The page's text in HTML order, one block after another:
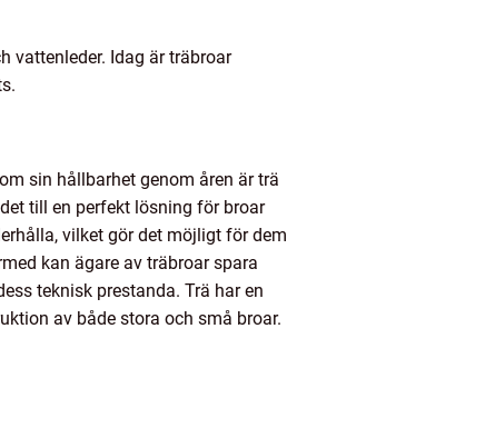
vattenleder. Idag är träbroar
sin hållbarhet genom åren är trä
till en perfekt lösning för broar
vilket gör det möjligt för dem
kan ägare av träbroar spara
teknisk prestanda. Trä har en
av både stora och små broar.